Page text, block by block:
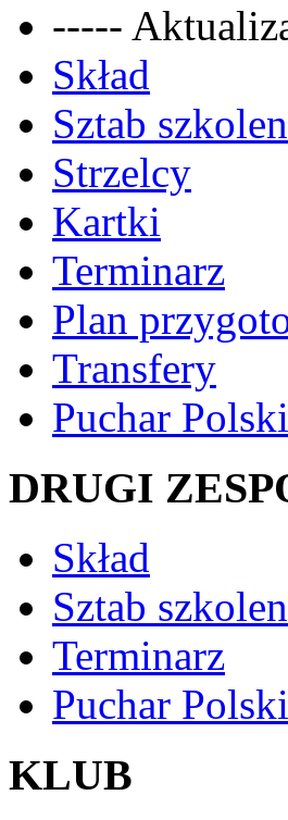
-----
Skład
Sztab
Strzelcy
Kartki
Terminarz
Plan
Transfery
Puchar Polski
DRUGI
Skład
Sztab
Terminarz
Puchar Polski
KLUB